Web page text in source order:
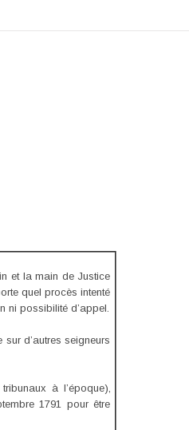
et la main de Justice
quel procès intenté
ni possibilité d’appel.
d’autres seigneurs
à l’époque),
1791 pour être